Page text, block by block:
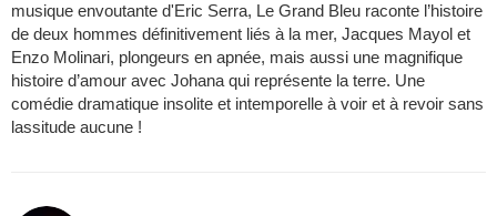
musique envoutante d'Eric Serra, Le Grand Bleu raconte l’histoire
de deux hommes définitivement liés à la mer, Jacques Mayol et
Enzo Molinari, plongeurs en apnée, mais aussi une magnifique
histoire d’amour avec Johana qui représente la terre. Une
comédie dramatique insolite et intemporelle à voir et à revoir sans
lassitude aucune !